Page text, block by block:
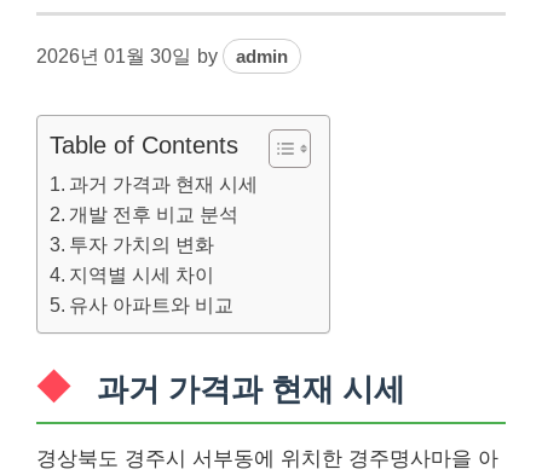
2026년 01월 30일 by admin
Table of Contents
과거 가격과 현재 시세
개발 전후 비교 분석
투자 가치의 변화
지역별 시세 차이
유사 아파트와 비교
과거 가격과 현재 시세
경상북도 경주시 서부동에 위치한 경주명사마을 아